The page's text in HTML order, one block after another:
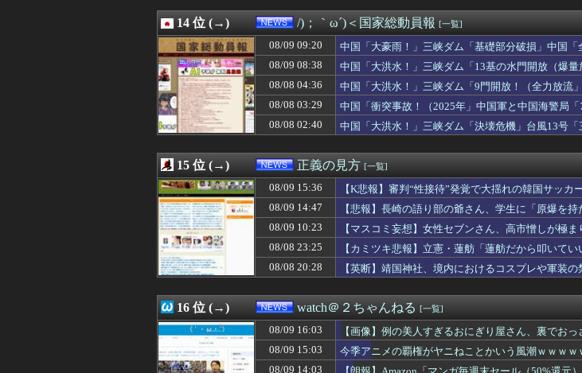
08/09 11:15
ありもしない強制に付き合ってる暇はない 〜 【産経新聞主張
08/09 11:14
ジブリのタイトルを混ぜて一番面白いやつが優勝
08/09 11:12
【超速報】靖國神社、ようやく気づくｗｗｗｗｗｗｗｗｗｗ
08/09 11:12
お買い物マラソン中の楽天市場､野球･サッカーW勝利でポイント
08/09 11:09
20代の女子社員に給料42万出したったwww
08/09 11:08
【悲報】ショートスリーパー堀大輔さん、多数の誹謗中傷で涙が
08/09 11:03
【悲報】彫り師YouTuber「タトゥー入れてる奴は全員バカです。
08/09 11:00
【ナゾロジー】野生では史上初「ホッキョクダンゴイカ」の撮影
08/09 11:00
「楽だけど年収800万超える仕事」がこれらしいｗｗｗｗｗ
08/09 11:00
【悲報】彫り師さん、ぶちまける「タトゥー入れてるヤツ全員バ
08/09 11:00
阿波おどりで女性の体強調した無断動画拡散、憤る踊り手「悲
14 位 (→) /)；｀ω´)＜国家総動員報 [一覧]
08/09 09:20
中国「大豪雨！」三峡ダム「基礎部分破損」中国
国「台風同時上陸！（穀物生産が壊滅危機」→
08/09 08:38
中国「大洪水！」三峡ダム「13基の水門開放（爆
時氾濫危機」台風13号「中国本土上陸（画像」→
08/08 04:36
中国「大洪水！」三峡ダム「9門開放！（全力放流
「緊急放流に合わせて開門（土砂崩れ発生」→
08/08 03:29
中国「衝突事故！（2025年」中国軍と中国海警局
蔽」日本「隠蔽された事実報道！（2026年」→
08/08 02:40
中国「大洪水！」三峡ダム「決壊危機」台風13号
15 位 (→) 正義の見方 [一覧]
08/09 15:36
【K悲報】審判“性接待”発覚で大揺れの韓国サッ
08/09 14:47
【悲報】長崎の語り部の爺さん、学生に「原爆を
ける…西日本新聞社説「愚かな核抑止論を許さぬ」
08/09 10:23
【マスコミ妄想】女性セブンさん、高市憎しが極
しまう 想像の10倍低俗
08/08 23:25
【カミツキ悲報】立憲・蓮舫「蓮舫だから叩いて
08/08 20:28
【英断】靖国神社、境内におけるコスプレや軍装
16 位 (→) watch＠２ちゃんねる [一覧]
08/09 16:03
【画像】例の美人すぎるおにぎり屋さん、裏でお
08/09 15:03
今季アニメの覇権がヤニねことかいう風潮ｗｗｗｗ
08/09 14:03